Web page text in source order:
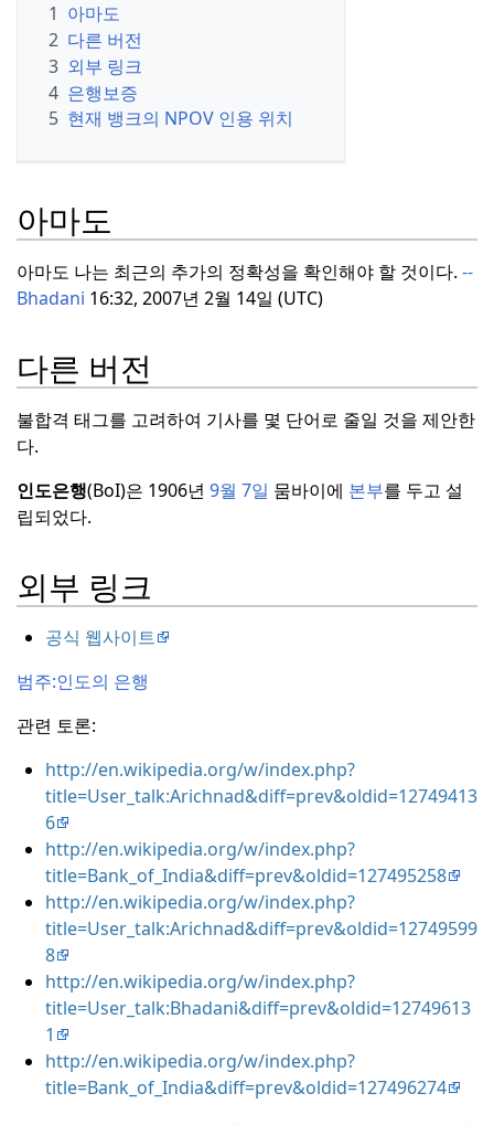
인
도
포
털
이 기사는
Project
범위 내에
있으며, 위
의 인도 관
련 주제 커
버력을 향
상시키는
으로 하고
있다.
로젝트 페
이지를 방
오.
스타트클래
스로 평가되
낮음
이 기사는 프
로젝트의중
요도에 대해
'낮은중요
되어 왔다.
이 기사는위
마하라슈트
라(Low-
위키프로젝
트 파이낸스
앤인베스트
먼트(Wiki
Project
의 범위 내에
본 기사는 위
대한 재무및
투자관련 기
지 개선을 위
한 공동 노력
이다.참여하
방문하여 토
론에 참여하
태스크 목록
을 확인하십
시오.
의품
질 규
서 스
타트
클래
스로
되었
다.
사는
프로
사는 위키
프로젝트
컴퍼니(Wiki Project
Companies)의 범위 내
력이다.
로젝트 페이지를 방문하
여토론에 참여하고 열
려 있는 태스크 목록을
사는
프로
질 규
낮음
사는
프로
의 중
요도
에 대
해
중요
성'으
가되
어 왔
1 아마도
2 다른 버전
3 외부 링크
4 은행보증
5 현재 뱅크의 NPOV 인용 위치
아마도
아마도 나는 최근의 추가의 정확성을 확인해야 할 것이다. --
Bhadani 16:32, 2007년 2월 14일 (UTC)
다른 버전
불합격 태그를 고려하여 기사를 몇 단어로 줄일 것을 제안한
다.
인도은행(BoI)은 1906년 9월 7일 뭄바이에 본부를 두고 설
립되었다.
외부 링크
공식 웹사이트
범주:인도의 은행
관련 토론:
http://en.wikipedia.org/w/index.php?
title=User_talk:Arichnad&diff=prev&oldid=12749413
6
http://en.wikipedia.org/w/index.php?
title=Bank_of_India&diff=prev&oldid=127495258
http://en.wikipedia.org/w/index.php?
title=User_talk:Arichnad&diff=prev&oldid=12749599
8
http://en.wikipedia.org/w/index.php?
title=User_talk:Bhadani&diff=prev&oldid=12749613
1
http://en.wikipedia.org/w/index.php?
title=Bank_of_India&diff=prev&oldid=127496274